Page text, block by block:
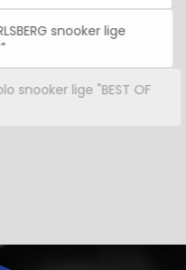
snooker lige
snooker lige "BEST OF